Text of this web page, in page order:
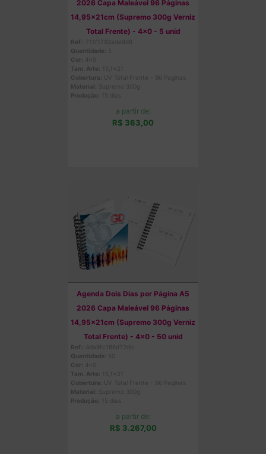
2026 Capa Maleável 96 Páginas
14,95x21cm (Supremo 300g Verniz
Total Frente) - 4x0 - 5 unid
Ref.:
Quantidade:
Cor:
4x0
Tam. Arte: 15,1x21
Cobertura:
Material: Supremo 300g
Produção:
a partir de:
R$ 363,00
Agenda Dois Dias por Página A5
2026 Capa Maleável 96 Páginas
14,95x21cm (Supremo 300g Verniz
Total Frente) - 4x0 - 50 unid
Ref.: 4da9fc186d72db
Quantidade:
Cor:
4x0
Tam. Arte: 15,1x21
Cobertura:
Material: Supremo 300g
Produção:
a partir de:
R$ 3.267,00